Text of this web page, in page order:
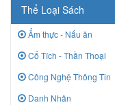
Thể Loại Sách
Ẩm thực - Nấu ăn
Cổ Tích - Thần Thoại
Công Nghệ Thông Tin
Danh Nhân